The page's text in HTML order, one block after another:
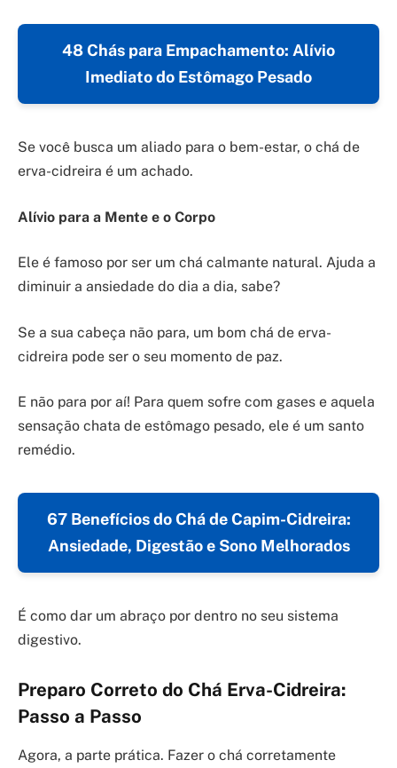
48 Chás para Empachamento: Alívio
Imediato do Estômago Pesado
Se você busca um aliado para o bem-estar, o chá de
erva-cidreira é um achado.
Alívio para a Mente e o Corpo
Ele é famoso por ser um chá calmante natural. Ajuda a
diminuir a ansiedade do dia a dia, sabe?
Se a sua cabeça não para, um bom chá de erva-
cidreira pode ser o seu momento de paz.
E não para por aí! Para quem sofre com gases e aquela
sensação chata de estômago pesado, ele é um santo
remédio.
67 Benefícios do Chá de Capim-Cidreira:
Ansiedade, Digestão e Sono Melhorados
É como dar um abraço por dentro no seu sistema
digestivo.
Preparo Correto do Chá Erva-Cidreira:
Passo a Passo
Agora, a parte prática. Fazer o chá corretamente